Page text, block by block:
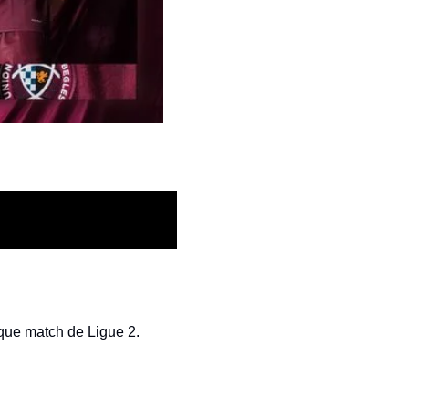
match de Ligue 2.